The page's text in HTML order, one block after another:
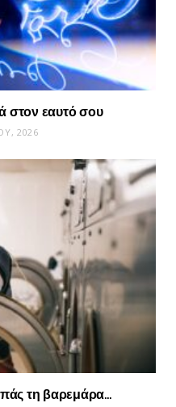
στον εαυτό σου
2026
τη βαρεμάρα…